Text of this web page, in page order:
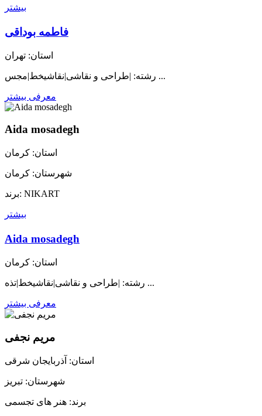
بیشتر
فاطمه بوداقی
استان: تهران
رشته: |طراحی و نقاشی|نقاشیخط|مجس ...
معرفی بیشتر
Aida mosadegh
استان: کرمان
شهرستان: کرمان
برند: NIKART
بیشتر
Aida mosadegh
استان: کرمان
رشته: |طراحی و نقاشی|نقاشیخط|تذه ...
معرفی بیشتر
مریم نجفی
استان: آذربایجان شرقی
شهرستان: تبریز
برند: هنر های تجسمی